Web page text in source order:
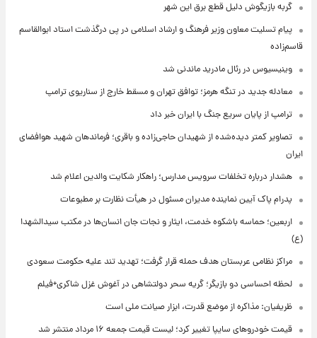
گربه بازیگوش دلیل قطع برق این شهر
پیام تسلیت معاون وزیر فرهنگ و ارشاد اسلامی در پی درگذشت استاد ابوالقاسم
قاسم‌زاده
وینیسیوس در رئال مادرید ماندنی شد
معادله جدید در تنگه هرمز؛ توافق تهران و مسقط خارج از سناریوی ترامپ
ترامپ از پایان سریع جنگ با ایران خبر داد
تصاویر کمتر دیده‌شده از شهیدان حاجی‌زاده و باقری؛ فرماندهان شهید هوافضای
ایران
هشدار درباره تخلفات سرویس مدارس؛ راهکار شکایت والدین اعلام شد
پدرام پاک آیین نماینده مدیران مسئول در هیأت نظارت بر مطبوعات
اربعین؛ حماسه باشکوه خدمت، ایثار و نجات جان انسان‌ها در مکتب سیدالشهدا
(ع)
مراکز نظامی عربستان هدف حمله قرار گرفت؛ تهدید تند علیه حکومت سعودی
لحظه احساسی دو بازیگر؛ گریه سحر دولتشاهی در آغوش غزل شاکری+فیلم
ظریفیان: مذاکره از موضع قدرت، ابزار صیانت ملی است
قیمت خودروهای سایپا تغییر کرد؛ لیست قیمت جمعه ۱۶ مرداد منتشر شد